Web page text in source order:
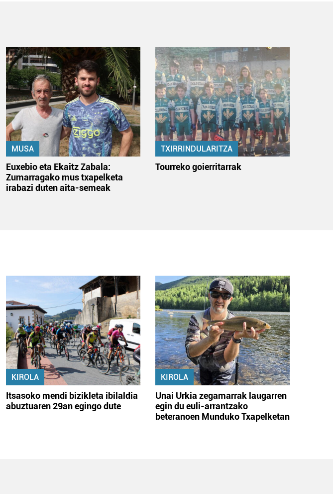
MUSA
Euxebio eta Ekaitz Zabala:
Zumarragako mus txapelketa
irabazi duten aita-semeak
TXIRRINDULARITZA
Tourreko goierritarrak
KIROLA
Itsasoko mendi bizikleta ibilaldia
abuztuaren 29an egingo dute
KIROLA
Unai Urkia zegamarrak laugarren
egin du euli-arrantzako
beteranoen Munduko Txapelketan